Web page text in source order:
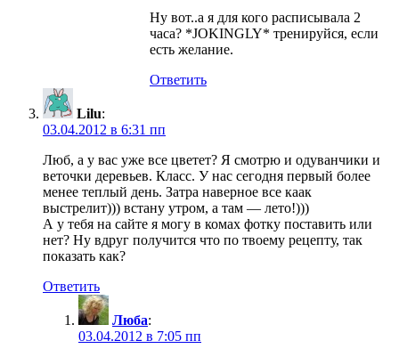
Ну вот..а я для кого расписывала 2
часа? *JOKINGLY* тренируйся, если
есть желание.
Ответить
Lilu:
03.04.2012 в 6:31 пп
Люб, а у вас уже все цветет? Я смотрю и одуванчики и
веточки деревьев. Класс. У нас сегодня первый более
менее теплый день. Затра наверное все каак
выстрелит))) встану утром, а там — лето!)))
А у тебя на сайте я могу в комах фотку поставить или
нет? Ну вдруг получится что по твоему рецепту, так
показать как?
Ответить
Люба:
03.04.2012 в 7:05 пп